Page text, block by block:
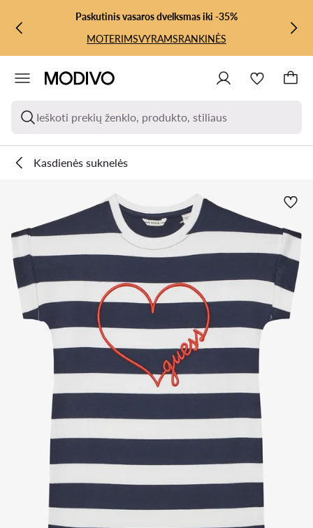
PEREITI PRIE PAGRINDINIO TURINIO
PEREITI Į PAIEŠKĄPaskutinis vasaros dvelksmas iki -35%
MOTERIMSVYRAMSRANKINĖS
Ieškoti prekių ženklo, produkto, stiliaus
Kasdienės suknelės